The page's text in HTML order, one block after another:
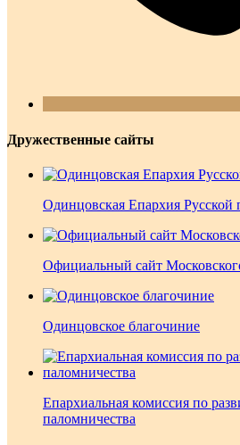
Дружественные сайты
Одинцовская Епархия Русской
Официальный сайт
Одинцовское благочиние
Епархиальная комиссия по
паломничества